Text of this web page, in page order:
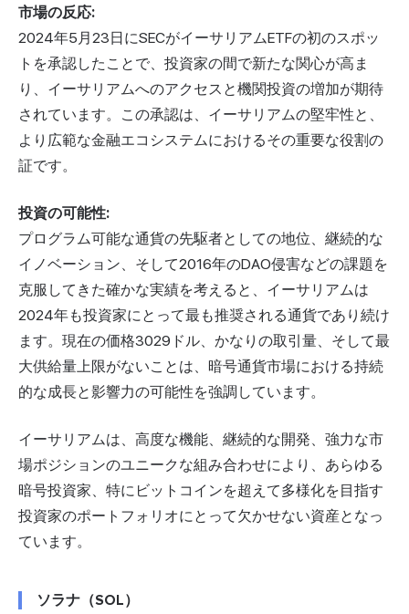
市場の反応:
2024年5月23日にSECがイーサリアムETFの初のスポッ
トを承認したことで、投資家の間で新たな関心が高ま
り、イーサリアムへのアクセスと機関投資の増加が期待
されています。この承認は、イーサリアムの堅牢性と、
より広範な金融エコシステムにおけるその重要な役割の
証です。
投資の可能性:
プログラム可能な通貨の先駆者としての地位、継続的な
イノベーション、そして2016年のDAO侵害などの課題を
克服してきた確かな実績を考えると、イーサリアムは
2024年も投資家にとって最も推奨される通貨であり続け
ます。現在の価格3029ドル、かなりの取引量、そして最
大供給量上限がないことは、暗号通貨市場における持続
的な成長と影響力の可能性を強調しています。
イーサリアムは、高度な機能、継続的な開発、強力な市
場ポジションのユニークな組み合わせにより、あらゆる
暗号投資家、特にビットコインを超えて多様化を目指す
投資家のポートフォリオにとって欠かせない資産となっ
ています。
ソラナ（SOL）